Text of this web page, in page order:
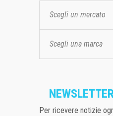
Scegli un mercato
Scegli una marca
Per ricevere notizie